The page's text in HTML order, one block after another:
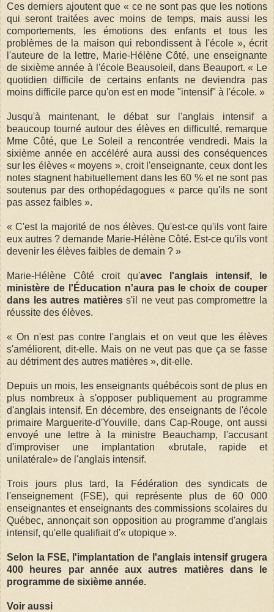
Ces derniers ajoutent que « ce ne sont pas que les notions
qui seront traitées avec moins de temps, mais aussi les
comportements, les émotions des enfants et tous les
problèmes de la maison qui rebondissent à l'école », écrit
l'auteure de la lettre, Marie-Hélène Côté, une enseignante
de sixième année à l'école Beausoleil, dans Beauport. « Le
quotidien difficile de certains enfants ne deviendra pas
moins difficile parce qu'on est en mode "intensif" à l'école. »
Jusqu'à maintenant, le débat sur l'anglais intensif a
beaucoup tourné autour des élèves en difficulté, remarque
Mme Côté, que Le Soleil a rencontrée vendredi. Mais la
sixième année en accéléré aura aussi des conséquences
sur les élèves « moyens », croit l'enseignante, ceux dont les
notes stagnent habituellement dans les 60 % et ne sont pas
soutenus par des orthopédagogues « parce qu'ils ne sont
pas assez faibles ».
« C'est la majorité de nos élèves. Qu'est-ce qu'ils vont faire
eux autres ? demande Marie-Hélène Côté. Est-ce qu'ils vont
devenir les élèves faibles de demain ? »
Marie-Hélène Côté croit qu'avec l'anglais intensif, le
ministère de l'Éducation n'aura pas le choix de couper
dans les autres matièress'il ne veut pas compromettre la
réussite des élèves.
« On n'est pas contre l'anglais et on veut que les élèves
s'améliorent, dit-elle. Mais on ne veut pas que ça se fasse
au détriment des autres matières », dit-elle.
Depuis un mois, les enseignants québécois sont de plus en
plus nombreux à s'opposer publiquement au programme
d'anglais intensif. En décembre, des enseignants de l'école
primaire Marguerite-d'Youville, dans Cap-Rouge, ont aussi
envoyé une lettre à la ministre Beauchamp, l'accusant
d'improviser une implantation «brutale, rapide et
unilatérale» de l'anglais intensif.
Trois jours plus tard, la Fédération des syndicats de
l'enseignement (FSE), qui représente plus de 60 000
enseignantes et enseignants des commissions scolaires du
Québec, annonçait son opposition au programme d'anglais
intensif, qu'elle qualifiait d'« utopique ».
Selon la FSE, l'implantation de l'anglais intensif grugera
400 heu­res par année aux autres matières dans le
programme de sixième année.
Voir aussi